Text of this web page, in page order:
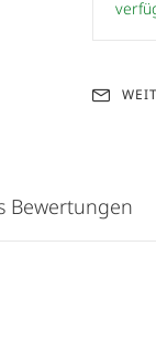
Bewertungen